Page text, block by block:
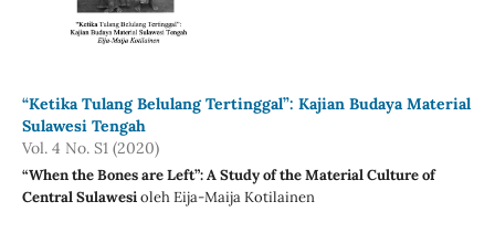
“Ketika Tulang Belulang Tertinggal”: Kajian Budaya Material
Sulawesi Tengah
Vol. 4 No. S1 (2020)
“When the Bones are Left”: A Study of the Material Culture of
Central Sulawesioleh Eija-Maija Kotilainen